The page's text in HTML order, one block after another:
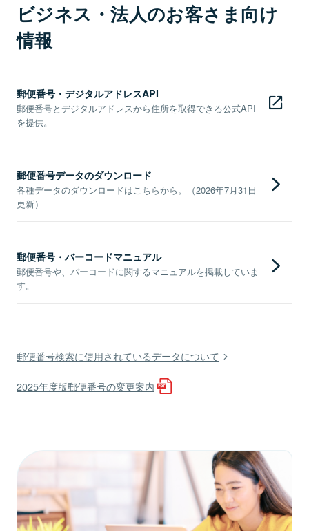
ビジネス・法人のお客さま向け
情報
郵便番号・デジタルアドレスAPI
郵便番号とデジタルアドレスから住所を取得できる公式API
を提供。
郵便番号データのダウンロード
各種データのダウンロードはこちらから。（2026年7月31日
更新）
郵便番号・バーコードマニュアル
郵便番号や、バーコードに関するマニュアルを掲載していま
す。
郵便番号検索に使用されているデータについて
2025年度版郵便番号の変更案内